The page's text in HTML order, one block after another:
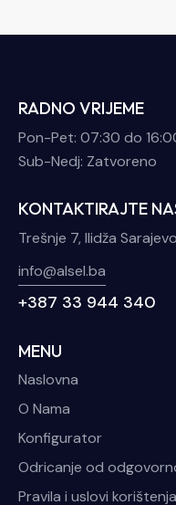
RADNO VRIJEME
Pon-Pet: 07:30 do
Sub-Nedj: Zatvoreno
KONTAKTIRAJTE
Trešnje 7, Ilidža
info@alsel.ba
+387 33 944 340
MENU
Naslovna
O Nama
Konfigurator
Odricanje od
Pravila i uslovi korištenja